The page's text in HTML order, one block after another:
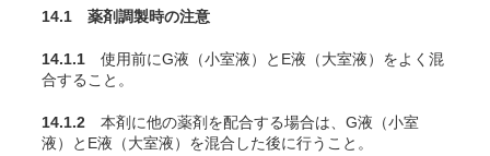
14.1 薬剤調製時の注意
14.1.1 使用前にG液（小室液）とE液（大室液）をよく混
合すること。
14.1.2 本剤に他の薬剤を配合する場合は、G液（小室
液）とE液（大室液）を混合した後に行うこと 。